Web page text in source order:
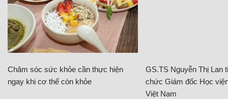
Chăm sóc sức khỏe cần thực hiện
ngay khi cơ thể còn khỏe
GS.TS Nguyễn Thị Lan
chức Giám đốc Học
Việt Nam